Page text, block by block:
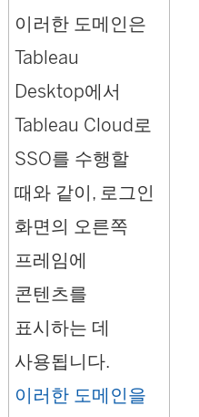
이러한 도메인은
Tableau
Desktop에서
Tableau Cloud로
SSO를 수행할
때와 같이, 로그인
화면의 오른쪽
프레임에
콘텐츠를
표시하는 데
사용됩니다.
이러한 도메인을